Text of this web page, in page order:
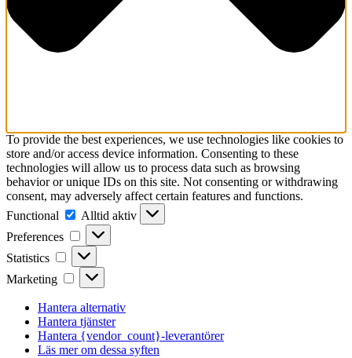
To provide the best experiences, we use technologies like cookies to
store and/or access device information. Consenting to these
technologies will allow us to process data such as browsing
behavior or unique IDs on this site. Not consenting or withdrawing
consent, may adversely affect certain features and functions.
Functional
Functional
Alltid aktiv
Preferences
Preferences
Statistics Statistics
Marketing Marketing
Hantera alternativ
Hantera tjänster
Hantera {vendor_count}-leverantörer
Läs mer om dessa syften